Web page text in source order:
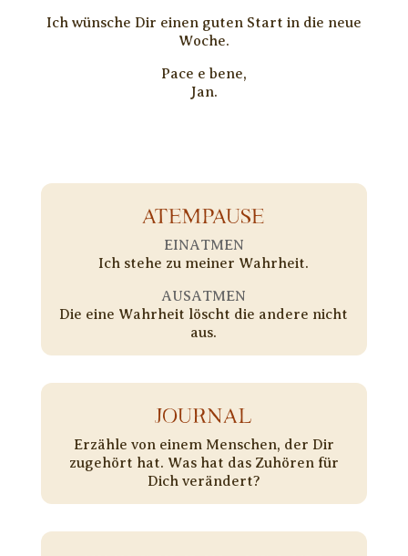
Ich wünsche Dir einen guten Start in die neue
Woche.
Pace e bene,
Jan.
ATEMPAUSE
EINATMEN
Ich stehe zu meiner Wahrheit.
AUSATMEN
Die eine Wahrheit löscht die andere nicht
aus.
JOURNAL
Erzähle von einem Menschen, der Dir
zugehört hat. Was hat das Zuhören für
Dich verändert?